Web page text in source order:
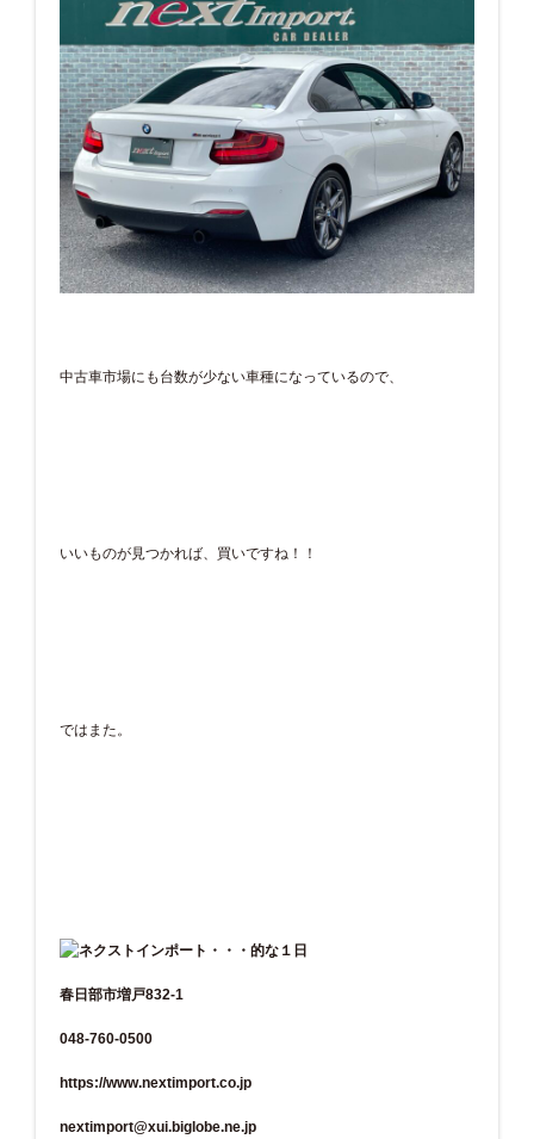
中古車市場にも台数が少ない車種になっているので、
いいものが見つかれば、買いですね！！
ではまた。
春日部市増戸832-1
048-760-0500
https://www.nextimport.co.jp
nextimport@xui.biglobe.ne.jp